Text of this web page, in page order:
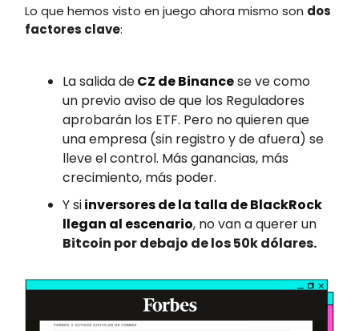
Lo que hemos visto en juego ahora mismo son dos
factores clave:
La salida deCZ de Binancese ve como
un previo aviso de que los Reguladores
aprobarán los ETF. Pero no quieren que
una empresa (sin registro y de afuera) se
lleve el control. Más ganancias, más
crecimiento, más poder.
Y siinversores de la talla de BlackRock
llegan al escenario, no van a querer un
Bitcoin por debajo de los 50k dólares.